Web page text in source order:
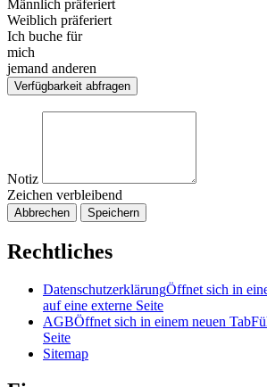
Männlich präferiert
Weiblich präferiert
Ich buche für
mich
jemand anderen
Verfügbarkeit abfragen
Notiz
Zeichen verbleibend
Abbrechen Speichern
Rechtliches
DatenschutzerklärungÖffnet sich in
auf eine externe Seite
AGBÖffnet sich in einem neuen Tab
Seite
Sitemap